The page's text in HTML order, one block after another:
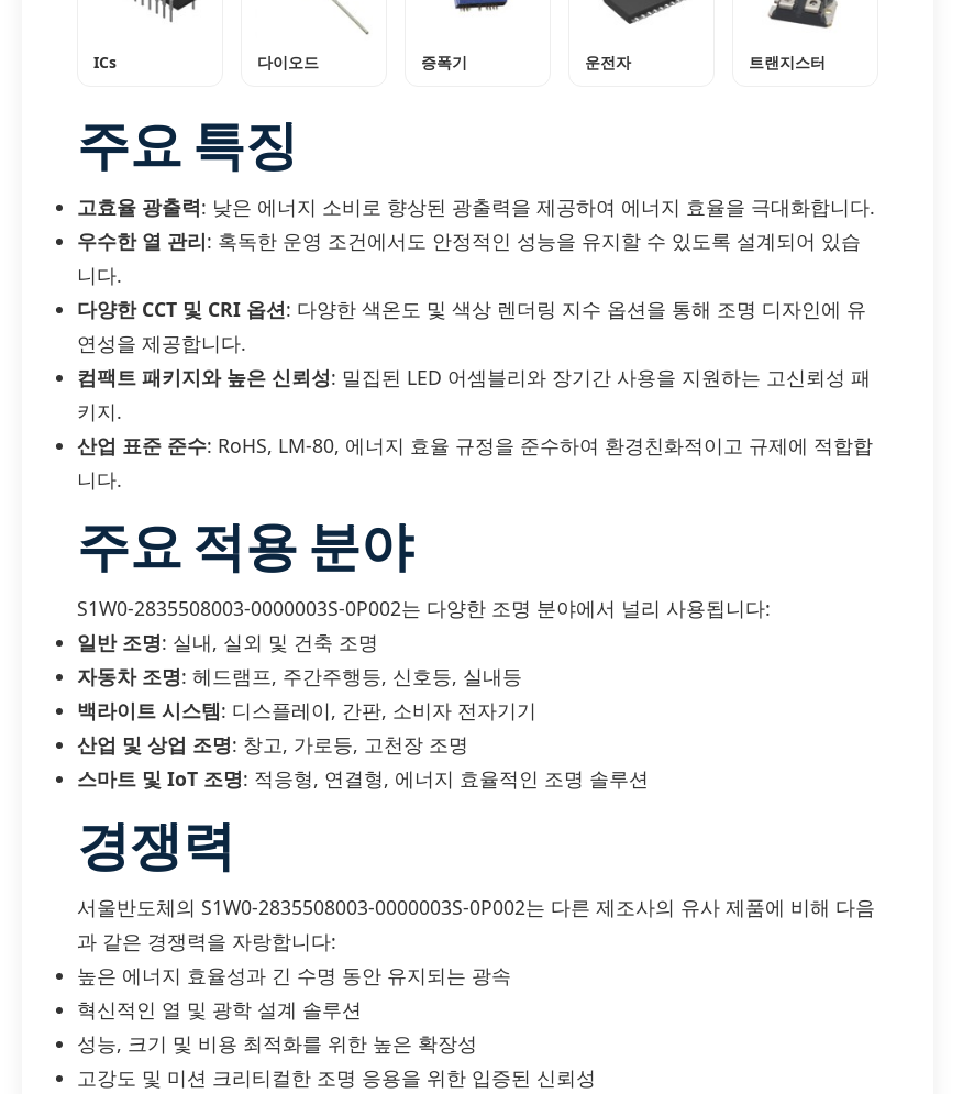
ICs 다이오드 증폭기 운전자 트랜지스터
주요 특징
고효율 광출력: 낮은 에너지 소비로 향상된 광출력을 제공하여 에너지 효율을 극대화합니다.
우수한 열 관리: 혹독한 운영 조건에서도 안정적인 성능을 유지할 수 있도록 설계되어 있습
니다.
다양한 CCT 및 CRI 옵션: 다양한 색온도 및 색상 렌더링 지수 옵션을 통해 조명 디자인에 유
연성을 제공합니다.
컴팩트 패키지와 높은 신뢰성: 밀집된 LED 어셈블리와 장기간 사용을 지원하는 고신뢰성 패
키지.
산업 표준 준수: RoHS, LM-80, 에너지 효율 규정을 준수하여 환경친화적이고 규제에 적합합
니다.
주요 적용 분야
S1W0-2835508003-0000003S-0P002는 다양한 조명 분야에서 널리 사용됩니다:
일반 조명: 실내, 실외 및 건축 조명
자동차 조명: 헤드램프, 주간주행등, 신호등, 실내등
백라이트 시스템: 디스플레이, 간판, 소비자 전자기기
산업 및 상업 조명: 창고, 가로등, 고천장 조명
스마트 및 IoT 조명: 적응형, 연결형, 에너지 효율적인 조명 솔루션
경쟁력
서울반도체의 S1W0-2835508003-0000003S-0P002는 다른 제조사의 유사 제품에 비해 다음
과 같은 경쟁력을 자랑합니다:
높은 에너지 효율성과 긴 수명 동안 유지되는 광속
혁신적인 열 및 광학 설계 솔루션
성능, 크기 및 비용 최적화를 위한 높은 확장성
고강도 및 미션 크리티컬한 조명 응용을 위한 입증된 신뢰성